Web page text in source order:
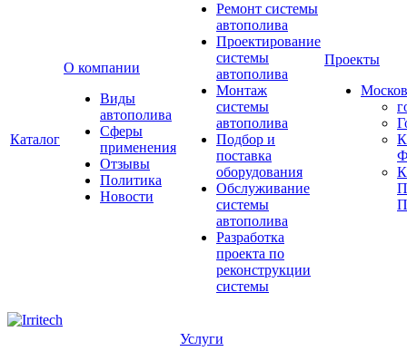
Каталог
О компании
Виды
автополива
Сферы
применения
Отзывы
Политика
Новости
Ремонт системы
автополива
Проектирование
системы
автополива
Монтаж
системы
автополива
Подбор и
поставка
оборудования
Обслуживание
системы
автополива
Разработка
проекта по
реконструкции
системы
Проекты
Услуги